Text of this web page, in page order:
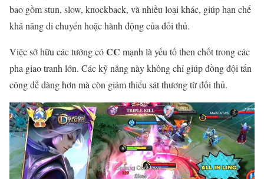
bao gồm stun, slow, knockback, và nhiều loại khác, giúp hạn chế
khả năng di chuyển hoặc hành động của đối thủ.
Việc sở hữu các tướng cóCC mạnh là yếu tố then chốt trong các
pha giao tranh lớn. Các kỹ năng này không chỉ giúp đồng đội tấn
công dễ dàng hơn mà còn giảm thiểu sát thương từ đối thủ.